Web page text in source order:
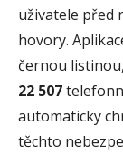
uživatele před
hovory.
černou
22 507
automaticky
těchto